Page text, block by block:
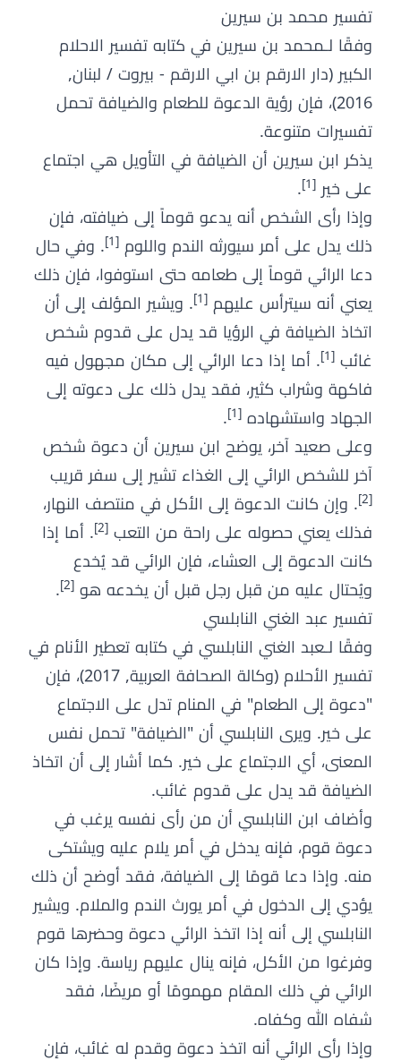
تفسير محمد بن سيرين
وفقًا لـمحمد بن سيرين في كتابه تفسير الاحلام
الكبير (دار الارقم بن ابي الارقم - بيروت / لبنان,
2016)، فإن رؤية الدعوة للطعام والضيافة تحمل
تفسيرات متنوعة.
يذكر ابن سيرين أن الضيافة في التأويل هي اجتماع
على خير [1]
.
وإذا رأى الشخص أنه يدعو قوماً إلى ضيافته، فإن
ذلك يدل على أمر سيورثه الندم واللوم [1] . وفي حال
دعا الرائي قوماً إلى طعامه حتى استوفوا، فإن ذلك
يعني أنه سيترأس عليهم [1] . ويشير المؤلف إلى أن
اتخاذ الضيافة في الرؤيا قد يدل على قدوم شخص
غائب [1] . أما إذا دعا الرائي إلى مكان مجهول فيه
فاكهة وشراب كثير، فقد يدل ذلك على دعوته إلى
الجهاد واستشهاده [1]
.
وعلى صعيد آخر، يوضح ابن سيرين أن دعوة شخص
آخر للشخص الرائي إلى الغذاء تشير إلى سفر قريب
[2] . وإن كانت الدعوة إلى الأكل في منتصف النهار،
فذلك يعني حصوله على راحة من التعب [2] . أما إذا
كانت الدعوة إلى العشاء، فإن الرائي قد يُخدع
ويُحتال عليه من قبل رجل قبل أن يخدعه هو [2]
.
تفسير عبد الغني النابلسي
وفقًا لـعبد الغني النابلسي في كتابه تعطير الأنام في
تفسير الأحلام (وكالة الصحافة العربية, 2017)، فإن
"دعوة إلى الطعام" في المنام تدل على الاجتماع
على خير. ويرى النابلسي أن "الضيافة" تحمل نفس
المعنى، أي الاجتماع على خير. كما أشار إلى أن اتخاذ
الضيافة قد يدل على قدوم غائب.
وأضاف ابن النابلسي أن من رأى نفسه يرغب في
دعوة قوم، فإنه يدخل في أمر يلام عليه ويشتكى
منه. وإذا دعا قومًا إلى الضيافة، فقد أوضح أن ذلك
يؤدي إلى الدخول في أمر يورث الندم والملام. ويشير
النابلسي إلى أنه إذا اتخذ الرائي دعوة وحضرها قوم
وفرغوا من الأكل، فإنه ينال عليهم رياسة. وإذا كان
الرائي في ذلك المقام مهمومًا أو مريضًا، فقد
شفاه الله وكفاه.
وإذا رأى الرائي أنه اتخذ دعوة وقدم له غائب، فإن